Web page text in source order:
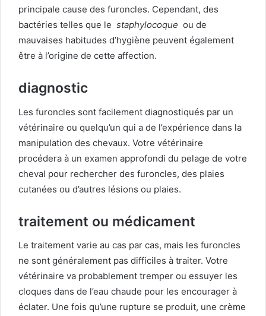
principale cause des furoncles. Cependant, des
bactéries telles que le staphylocoque ou de
mauvaises habitudes d’hygiène peuvent également
être à l’origine de cette affection.
diagnostic
Les furoncles sont facilement diagnostiqués par un
vétérinaire ou quelqu’un qui a de l’expérience dans la
manipulation des chevaux. Votre vétérinaire
procédera à un examen approfondi du pelage de votre
cheval pour rechercher des furoncles, des plaies
cutanées ou d’autres lésions ou plaies.
traitement ou médicament
Le traitement varie au cas par cas, mais les furoncles
ne sont généralement pas difficiles à traiter. Votre
vétérinaire va probablement tremper ou essuyer les
cloques dans de l’eau chaude pour les encourager à
éclater. Une fois qu’une rupture se produit, une crème